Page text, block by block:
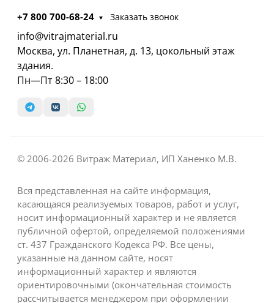
+7 800 700-68-24 Заказать звонок
info@vitrajmaterial.ru
Москва, ул. Планетная, д. 13, цокольный этаж
здания.
Пн—Пт 8:30 – 18:00
© 2006-2026 Витраж Материал, ИП Ханенко М.В.
Вся представленная на сайте информация,
касающаяся реализуемых товаров, работ и услуг,
носит информационный характер и не является
публичной офертой, определяемой положениями
ст. 437 Гражданского Кодекса РФ. Все цены,
указанные на данном сайте, носят
информационный характер и являются
ориентировочными (окончательная стоимость
рассчитывается менеджером при оформлении